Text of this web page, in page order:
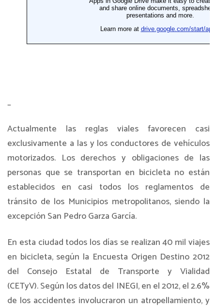
_
Actualmente las reglas viales favorecen casi
exclusivamente a las y los conductores de vehículos
motorizados. Los derechos y obligaciones de las
personas que se transportan en bicicleta no están
establecidos en casi todos los reglamentos de
tránsito de los Municipios metropolitanos, siendo la
excepción San Pedro Garza García.
En esta ciudad todos los días se realizan 40 mil viajes
en bicicleta, según la Encuesta Origen Destino 2012
del Consejo Estatal de Transporte y Vialidad
(CETyV). Según los datos del INEGI, en el 2012, el 2.6%
de los accidentes involucraron un atropellamiento, y